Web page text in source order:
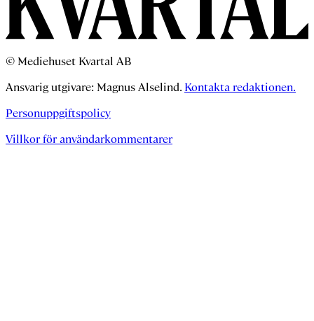
© Mediehuset Kvartal AB
Ansvarig utgivare: Magnus Alselind. Kontakta redaktionen.
Personuppgiftspolicy
Villkor för användarkommentarer